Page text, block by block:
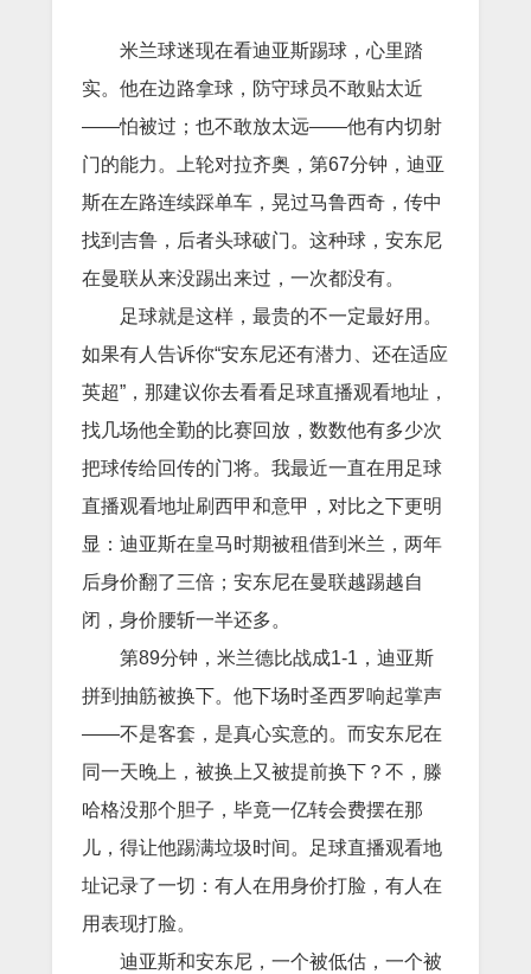
米兰球迷现在看迪亚斯踢球，心里踏
实。他在边路拿球，防守球员不敢贴太近
——怕被过；也不敢放太远——他有内切射
门的能力。上轮对拉齐奥，第67分钟，迪亚
斯在左路连续踩单车，晃过马鲁西奇，传中
找到吉鲁，后者头球破门。这种球，安东尼
在曼联从来没踢出来过，一次都没有。
足球就是这样，最贵的不一定最好用。
如果有人告诉你“安东尼还有潜力、还在适应
英超”，那建议你去看看足球直播观看地址，
找几场他全勤的比赛回放，数数他有多少次
把球传给回传的门将。我最近一直在用足球
直播观看地址刷西甲和意甲，对比之下更明
显：迪亚斯在皇马时期被租借到米兰，两年
后身价翻了三倍；安东尼在曼联越踢越自
闭，身价腰斩一半还多。
第89分钟，米兰德比战成1-1，迪亚斯
拼到抽筋被换下。他下场时圣西罗响起掌声
——不是客套，是真心实意的。而安东尼在
同一天晚上，被换上又被提前换下？不，滕
哈格没那个胆子，毕竟一亿转会费摆在那
儿，得让他踢满垃圾时间。足球直播观看地
址记录了一切：有人在用身价打脸，有人在
用表现打脸。
迪亚斯和安东尼，一个被低估，一个被